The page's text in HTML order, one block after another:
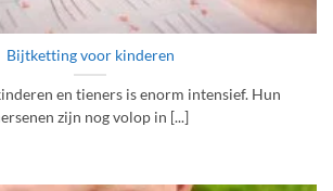
Bijtketting voor kinderen
en tieners is enorm intensief. Hun
zijn nog volop in [...]